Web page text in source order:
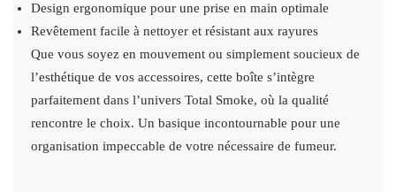
Design ergonomique pour une prise en main optimale
Revêtement facile à nettoyer et résistant aux rayures
Que vous soyez en mouvement ou simplement soucieux de
l’esthétique de vos accessoires, cette boîte s’intègre
parfaitement dans l’univers Total Smoke, où la qualité
rencontre le choix. Un basique incontournable pour une
organisation impeccable de votre nécessaire de fumeur.